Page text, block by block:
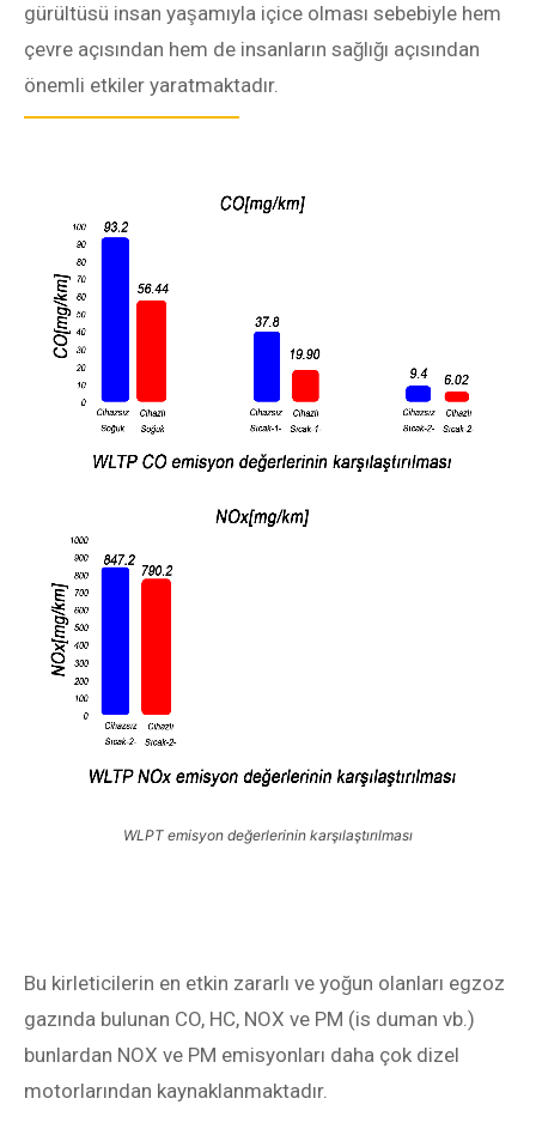
gürültüsü insan yaşamıyla içice olması sebebiyle hem
çevre açısından hem de insanların sağlığı açısından
önemli etkiler yaratmaktadır.
WLPT emisyon değerlerinin karşılaştırılması
Bu kirleticilerin en etkin zararlı ve yoğun olanları egzoz
gazında bulunan CO, HC, NOX ve PM (is duman vb.)
bunlardan NOX ve PM emisyonları daha çok dizel
motorlarından kaynaklanmaktadır.